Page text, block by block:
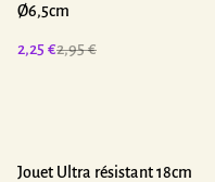
Ø6,5cm
2,25 €2,95 €
%
Jouet Ultra résistant 18cm